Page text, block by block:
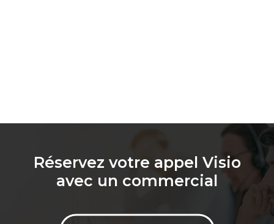
Réservez votre appel Visio
avec un commercial